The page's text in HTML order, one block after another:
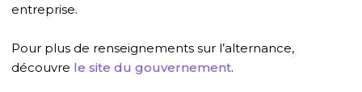
entreprise.
Pour plus de renseignements sur l’alternance,
découvre le site du gouvernement.